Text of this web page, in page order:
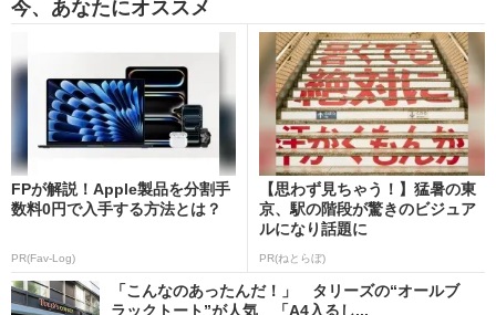
今、あなたにオススメ
FPが解説！Apple製品を分割手
数料0円で入手する方法とは？
PR(Fav-Log)
【思わず見ちゃう！】猛暑の東
京、駅の階段が驚きのビジュア
ルになり話題に
PR(ねとらぼ)
「こんなのあったんだ！」 タリーズの“オールブ
ラックトート”が人気 「A4入るし...